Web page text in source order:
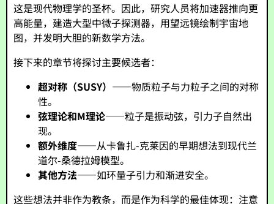
这是现代物理学的圣杯。因此，研究人员将加速器推向更
高能量，建造大型中微子探测器，用望远镜绘制宇宙地
图，并发明大胆的新数学方法。
接下来的章节将探讨主要候选者：
超对称（SUSY） ——物质粒子与力粒子之间的对称
性。
弦理论和M理论——粒子是振动弦，引力子自然出
现。
额外维度——从卡鲁扎-克莱因的早期想法到现代兰
道尔-桑德拉姆模型。
其他方法——如环量子引力和渐进安全。
这些想法并非作为教条，而是作为科学的最佳体现：注意